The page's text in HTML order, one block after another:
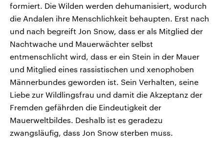
formiert. Die Wilden werden dehumanisiert, wodurch
die Andalen ihre Menschlichkeit behaupten. Erst nach
und nach begreift Jon Snow, dass er als Mitglied der
Nachtwache und Mauerwächter selbst
entmenschlicht wird, dass er ein Stein in der Mauer
und Mitglied eines rassistischen und xenophoben
Männerbundes geworden ist. Sein Verhalten, seine
Liebe zur Wildlingsfrau und damit die Akzeptanz der
Fremden gefährden die Eindeutigkeit der
Mauerweltbildes. Deshalb ist es geradezu
zwangsläufig, dass Jon Snow sterben muss.